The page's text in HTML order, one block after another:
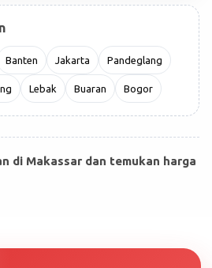
Banten Jakarta Pandeglang
Lebak Buaran Bogor
di Makassar dan temukan harga